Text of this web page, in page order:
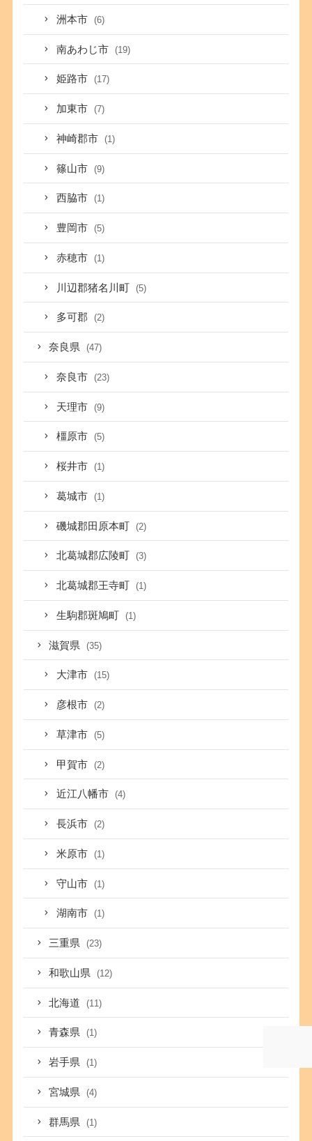
洲本市 (6)
南あわじ市 (19)
姫路市 (17)
加東市 (7)
神崎郡市 (1)
篠山市 (9)
西脇市 (1)
豊岡市 (5)
赤穂市 (1)
川辺郡猪名川町 (5)
多可郡 (2)
奈良県 (47)
奈良市 (23)
天理市 (9)
橿原市 (5)
桜井市 (1)
葛城市 (1)
磯城郡田原本町 (2)
北葛城郡広陵町 (3)
北葛城郡王寺町 (1)
生駒郡斑鳩町 (1)
滋賀県 (35)
大津市 (15)
彦根市 (2)
草津市 (5)
甲賀市 (2)
近江八幡市 (4)
長浜市 (2)
米原市 (1)
守山市 (1)
湖南市 (1)
三重県 (23)
和歌山県 (12)
北海道 (11)
青森県 (1)
岩手県 (1)
宮城県 (4)
群馬県 (1)